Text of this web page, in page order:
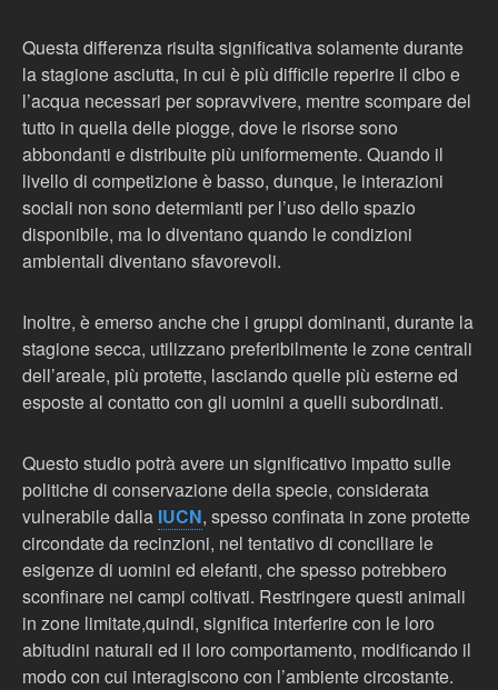
Questa differenza risulta significativa solamente durante
la stagione asciutta, in cui è più difficile reperire il cibo e
l’acqua necessari per sopravvivere, mentre scompare del
tutto in quella delle piogge, dove le risorse sono
abbondanti e distribuite più uniformemente. Quando il
livello di competizione è basso, dunque, le interazioni
sociali non sono determianti per l’uso dello spazio
disponibile, ma lo diventano quando le condizioni
ambientali diventano sfavorevoli.
Inoltre, è emerso anche che i gruppi dominanti, durante la
stagione secca, utilizzano preferibilmente le zone centrali
dell’areale, più protette, lasciando quelle più esterne ed
esposte al contatto con gli uomini a quelli subordinati.
Questo studio potrà avere un significativo impatto sulle
politiche di conservazione della specie, considerata
vulnerabile dalla IUCN, spesso confinata in zone protette
circondate da recinzioni, nel tentativo di conciliare le
esigenze di uomini ed elefanti, che spesso potrebbero
sconfinare nei campi coltivati. Restringere questi animali
in zone limitate,quindi, significa interferire con le loro
abitudini naturali ed il loro comportamento, modificando il
modo con cui interagiscono con l’ambiente circostante.